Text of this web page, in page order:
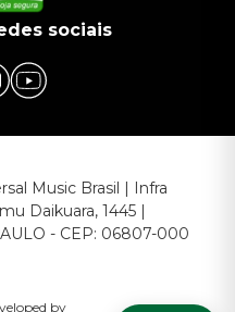
sociais
Music Brasil | Infra
Daikuara, 1445 |
- CEP: 06807-000
by